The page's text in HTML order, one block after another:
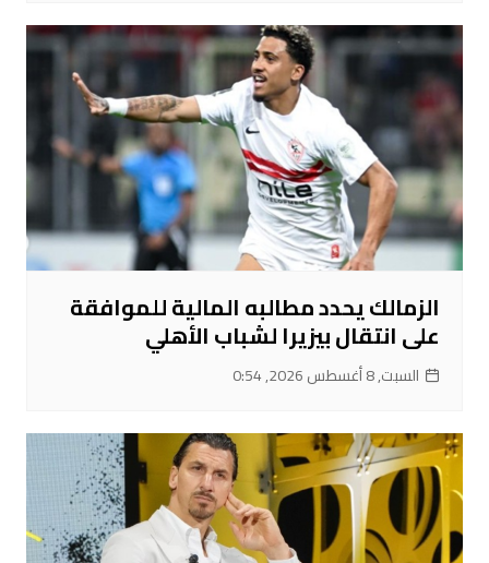
الزمالك يحدد مطالبه المالية للموافقة
على انتقال بيزيرا لشباب الأهلي
السبت, 8 أغسطس 2026, 0:54